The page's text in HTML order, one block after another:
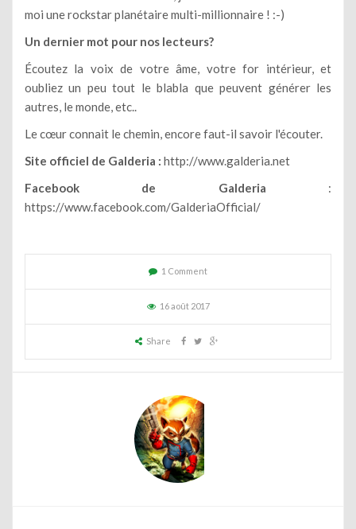
moi une rockstar planétaire multi-millionnaire ! :-)
Un dernier mot pour nos lecteurs?
Écoutez la voix de votre âme, votre for intérieur, et
oubliez un peu tout le blabla que peuvent générer les
autres, le monde, etc..
Le cœur connait le chemin, encore faut-il savoir l'écouter.
Site officiel de Galderia : http://www.galderia.net
Facebook de Galderia :
https://www.facebook.com/GalderiaOfficial/
1 Comment
16 août 2017
Share